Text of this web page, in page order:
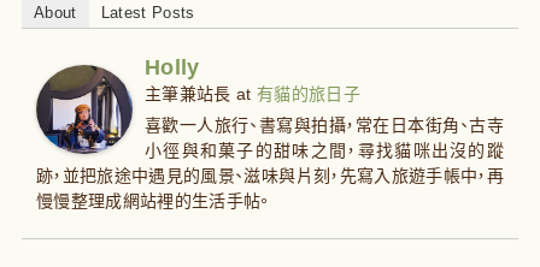
About Latest Posts
Holly
主筆兼站長 at 有貓的旅日子
喜歡一人旅行、書寫與拍攝，常在日本街角、古寺
小徑與和菓子的甜味之間，尋找貓咪出沒的蹤
跡，並把旅途中遇見的風景、滋味與片刻，先寫入旅遊手帳中，再
慢慢整理成網站裡的生活手帖。